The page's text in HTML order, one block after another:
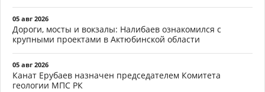
05 авг 2026
Дороги, мосты и вокзалы: Налибаев ознакомился с
крупными проектами в Актюбинской области
05 авг 2026
Канат Ерубаев назначен председателем Комитета
геологии МПС РК